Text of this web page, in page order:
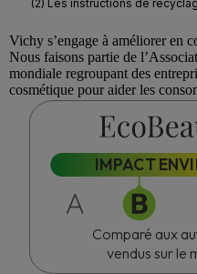
Vichy s’engage à améliorer en
Nous faisons partie de
mondiale regroupant des
cosmétique pour aider les
IMPACT
Comparé aux
vendus sur le